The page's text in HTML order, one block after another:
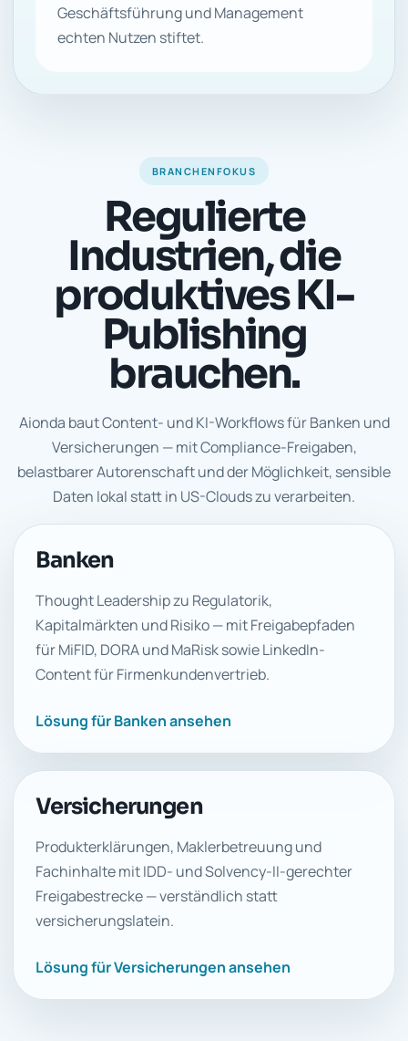
Geschäftsführung und Management
echten Nutzen stiftet.
BRANCHENFOKUS
Regulierte
Industrien, die
produktives KI-
Publishing
brauchen.
Aionda baut Content- und KI-Workflows für Banken und
Versicherungen — mit Compliance-Freigaben,
belastbarer Autorenschaft und der Möglichkeit, sensible
Daten lokal statt in US-Clouds zu verarbeiten.
Banken
Thought Leadership zu Regulatorik,
Kapitalmärkten und Risiko — mit Freigabepfaden
für MiFID, DORA und MaRisk sowie LinkedIn-
Content für Firmenkundenvertrieb.
Lösung für Banken ansehen
Versicherungen
Produkterklärungen, Maklerbetreuung und
Fachinhalte mit IDD- und Solvency-II-gerechter
Freigabestrecke — verständlich statt
versicherungslatein.
Lösung für Versicherungen ansehen